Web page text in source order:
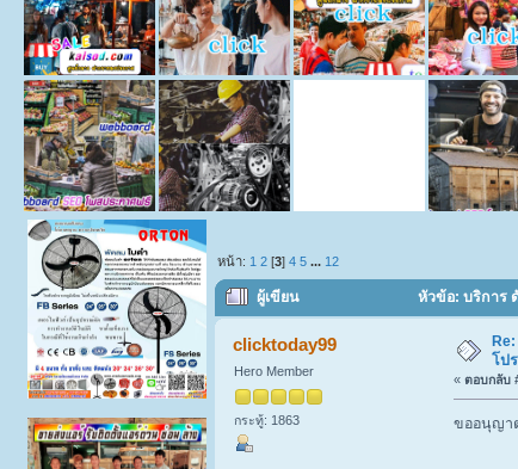
หน้า: 1 2 [3]4 5 ... 12
ผู้เขียน หัวข้อ: บริการ
clicktoday99
Hero Member
กระทู้: 1863
โป
« ตอบกลับ
ขออนุญา